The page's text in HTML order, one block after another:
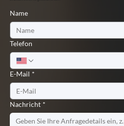
Name
Telefon
E-Mail *
Nachricht *